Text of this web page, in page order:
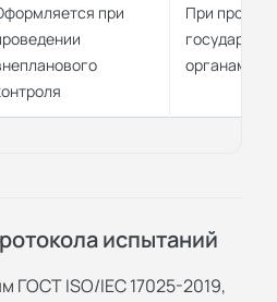
при
При
органами
испытаний
ГОСТ ISO/IEC 17025-2019,